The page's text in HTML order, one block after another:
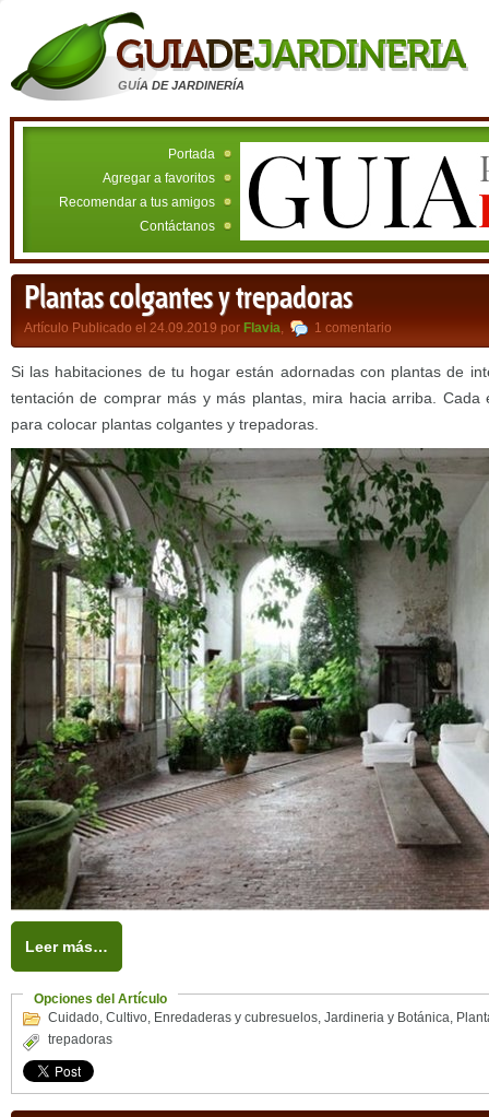
GUÍA DE JARDINERÍA
Portada
Agregar a favoritos
Recomendar a tus amigos
Contáctanos
Plantas colgantes y trepadoras
Artículo Publicado el 24.09.2019 por Flavia, 1 comentario
Si las habitaciones de tu hogar están adornadas con plantas de
tentación de comprar más y más plantas, mira hacia arriba. Cada
para colocar plantas colgantes y trepadoras.
Leer más…
Opciones del Artículo
Cuidado, Cultivo, Enredaderas y cubresuelos, Jardineria y Botánica,
trepadoras